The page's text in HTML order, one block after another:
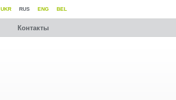
BEL
ENG
RUS
UKR
Контакты